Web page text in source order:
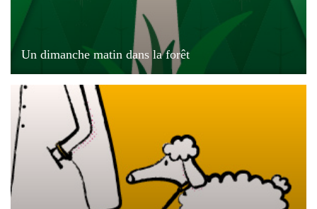
Un dimanche matin dans la forêt